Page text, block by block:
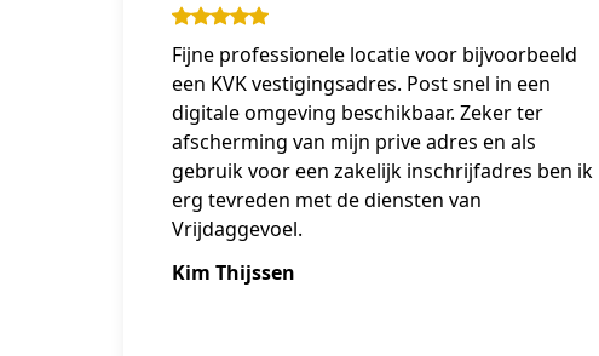
Fijne professionele locatie voor bijvoorbeeld
een KVK vestigingsadres. Post snel in een
digitale omgeving beschikbaar. Zeker ter
afscherming van mijn prive adres en als
gebruik voor een zakelijk inschrijfadres ben ik
erg tevreden met de diensten van
Vrijdaggevoel.
Kim Thijssen